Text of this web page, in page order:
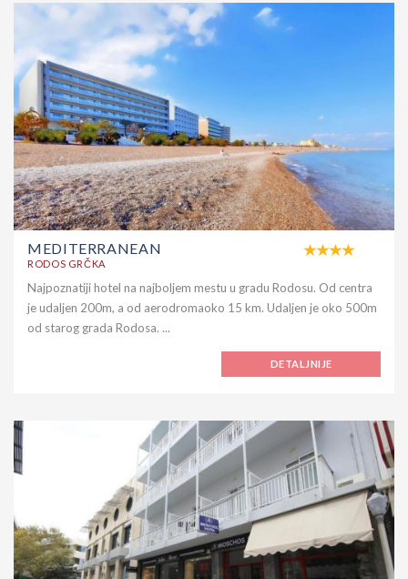
MEDITERRANEAN
RODOS GRČKA
Najpoznatiji hotel na najboljem mestu u gradu Rodosu. Od centra
je udaljen 200m, a od aerodromaoko 15 km. Udaljen je oko 500m
od starog grada Rodosa. ...
DETALJNIJE